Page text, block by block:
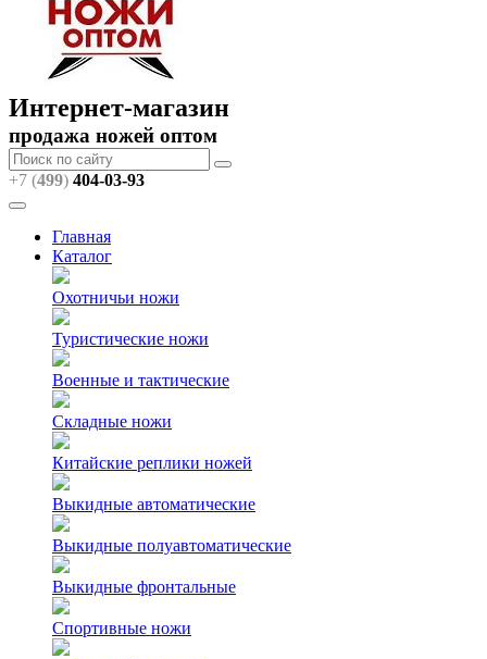
Интернет-магазин
продажа ножей оптом
+7 (499) 404-03-93
Главная
Каталог
Охотничьи ножи
Туристические ножи
Военные и тактические
Складные ножи
Китайские реплики ножей
Выкидные автоматические
Выкидные полуавтоматические
Выкидные фронтальные
Спортивные ножи